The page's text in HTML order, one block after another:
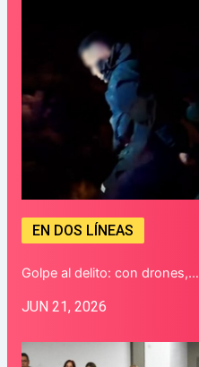
EN DOS LÍNEAS
Golpe al delito: con drones,…
JUN 21, 2026